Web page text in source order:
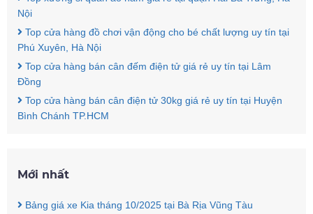
Nội
Top cửa hàng đồ chơi vận động cho bé chất lượng uy tín tại
Phú Xuyên, Hà Nội
Top cửa hàng bán cân đếm điện tử giá rẻ uy tín tại Lâm
Đồng
Top cửa hàng bán cân điện tử 30kg giá rẻ uy tín tại Huyện
Bình Chánh TP.HCM
Mới nhất
Bảng giá xe Kia tháng 10/2025 tại Bà Rịa Vũng Tàu